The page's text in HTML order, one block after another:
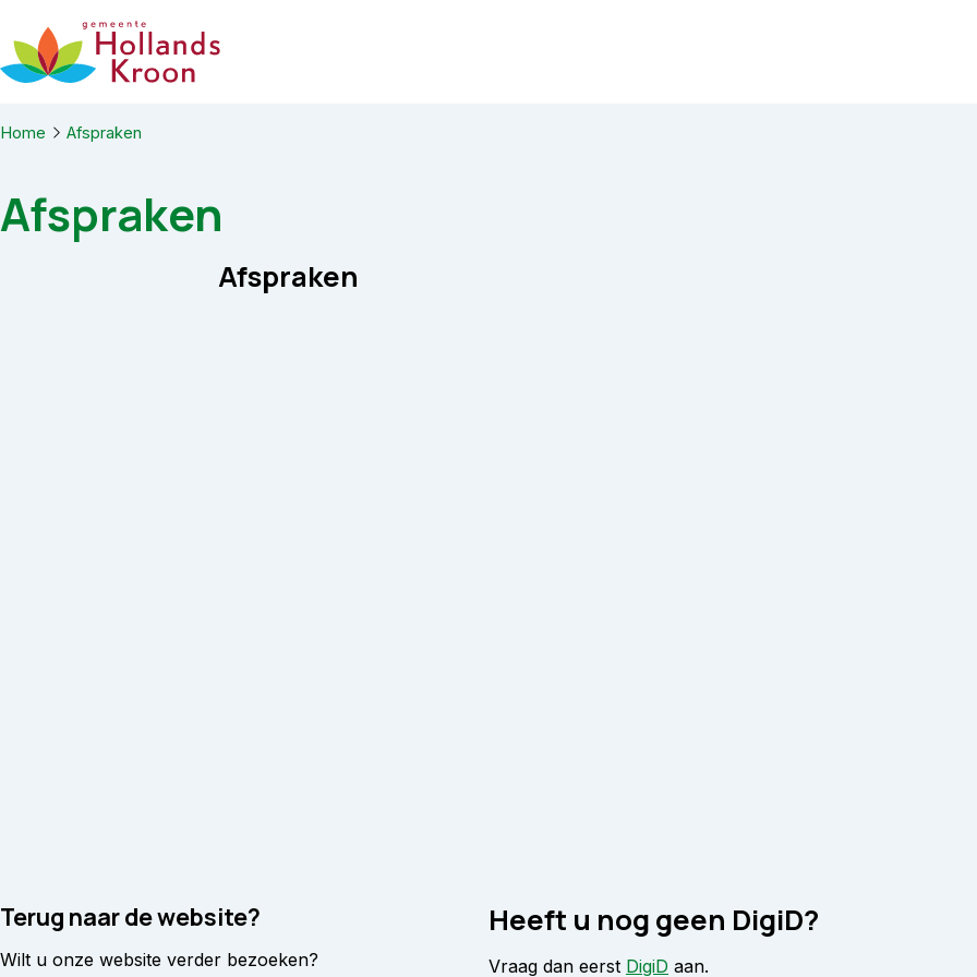
Ga naar de inhoud
Home Afspraken
Afspraken
Afspraken
Terug naar de website?
Wilt u onze website verder bezoeken?
Heeft u nog geen DigiD?
Vraag dan eerst DigiD aan.